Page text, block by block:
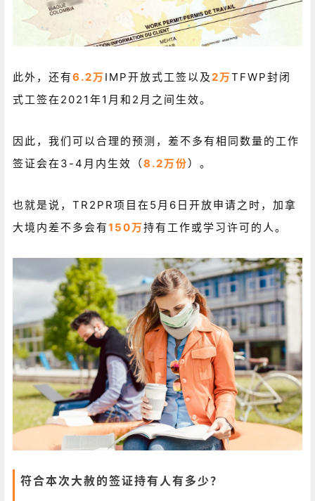
此外，还有6.2万IMP开放式工签以及2万TFWP封闭
式工签在2021年1月和2月之间生效。
因此，我们可以合理的预测，差不多有相同数量的工作
签证会在3-4月内生效（8.2万份）。
也就是说，TR2PR项目在5月6日开放申请之时，加拿
大境内差不多会有150万持有工作或学习许可的人。
符合本次大赦的签证持有人有多少？